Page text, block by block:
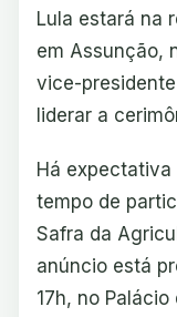
Lula estará na
em Assunção,
vice-
liderar a
Há expectativa
tempo de
Safra da
anúncio está
17h, no